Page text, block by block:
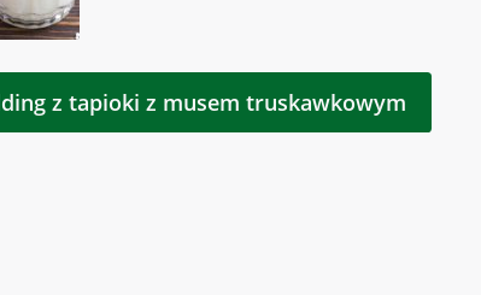
z tapioki z musem truskawkowym